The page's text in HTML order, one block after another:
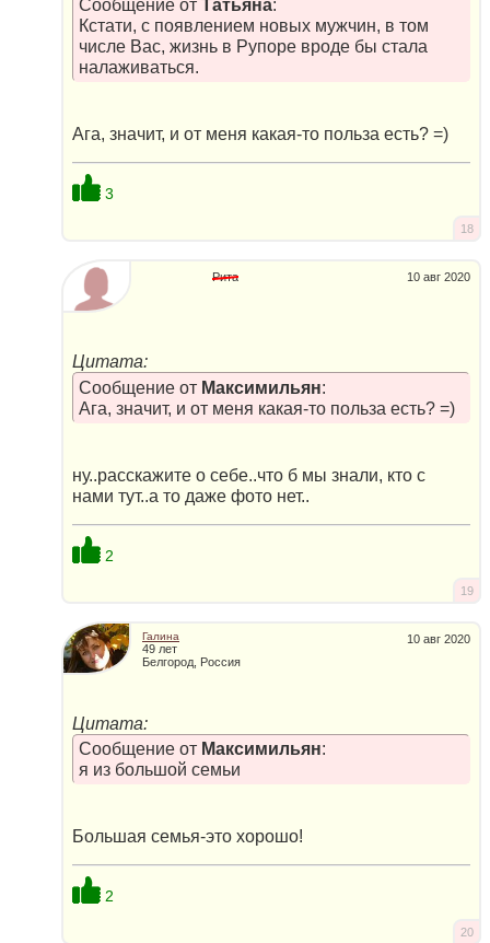
Сообщение от Татьяна:
Кстати, с появлением новых мужчин, в том
числе Вас, жизнь в Рупоре вроде бы стала
налаживаться.
Ага, значит, и от меня какая-то польза есть? =)
3
18
10 авг 2020
Рита
Цитата:
Сообщение от Максимильян:
Ага, значит, и от меня какая-то польза есть? =)
ну..расскажите о себе..что б мы знали, кто с
нами тут..а то даже фото нет..
2
19
10 авг 2020
Галина
49 лет
Белгород, Россия
Цитата:
Сообщение от Максимильян:
я из большой семьи
Большая семья-это хорошо!
2
20